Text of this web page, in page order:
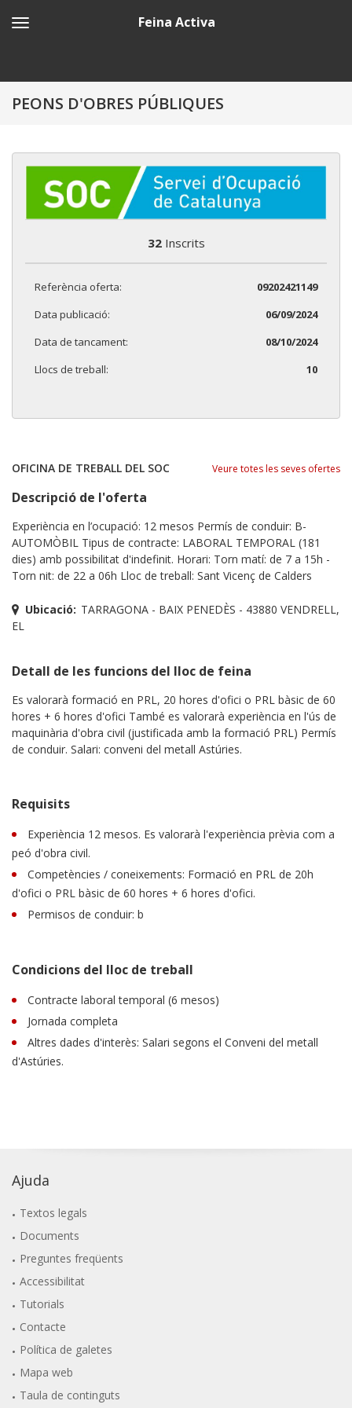
Feina Activa
PEONS D'OBRES PÚBLIQUES
32Inscrits
Referència oferta:
09202421149
Data publicació:
06/09/2024
Data de tancament:
08/10/2024
Llocs de treball:
10
OFICINA DE TREBALL DEL SOC Veure totes les seves ofertes
Descripció de l'oferta
Experiència en l’ocupació: 12 mesos Permís de conduir: B-
AUTOMÒBIL Tipus de contracte: LABORAL TEMPORAL (181
dies) amb possibilitat d'indefinit. Horari: Torn matí: de 7 a 15h -
Torn nit: de 22 a 06h Lloc de treball: Sant Vicenç de Calders
Ubicació: TARRAGONA - BAIX PENEDÈS - 43880 VENDRELL,
EL
Detall de les funcions del lloc de feina
Es valorarà formació en PRL, 20 hores d'ofici o PRL bàsic de 60
hores + 6 hores d'ofici També es valorarà experiència en l'ús de
maquinària d'obra civil (justificada amb la formació PRL) Permís
de conduir. Salari: conveni del metall Astúries.
Requisits
Experiència 12 mesos. Es valorarà l'experiència prèvia com a
peó d'obra civil.
Competències / coneixements: Formació en PRL de 20h
d'ofici o PRL bàsic de 60 hores + 6 hores d'ofici.
Permisos de conduir: b
Condicions del lloc de treball
Contracte laboral temporal (6 mesos)
Jornada completa
Altres dades d'interès: Salari segons el Conveni del metall
d'Astúries.
Ajuda
Textos legals
Documents
Preguntes freqüents
Accessibilitat
Tutorials
Contacte
Política de galetes
Mapa web
Taula de continguts